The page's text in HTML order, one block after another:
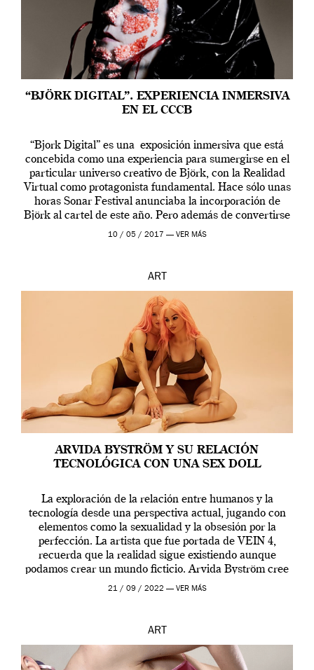
“BJÖRK DIGITAL”. EXPERIENCIA INMERSIVA
EN EL CCCB
“Bjork Digital” es una exposición inmersiva que está
concebida como una experiencia para sumergirse en el
particular universo creativo de Björk, con la Realidad
Virtual como protagonista fundamental. Hace sólo unas
horas Sonar Festival anunciaba la incorporación de
Björk al cartel de este año. Pero además de convertirse
en una de las actuaciones más relevantes […]
10 / 05 / 2017 — VER MÁS
ART
ARVIDA BYSTRÖM Y SU RELACIÓN
TECNOLÓGICA CON UNA SEX DOLL
La exploración de la relación entre humanos y la
tecnología desde una perspectiva actual, jugando con
elementos como la sexualidad y la obsesión por la
perfección. La artista que fue portada de VEIN 4,
recuerda que la realidad sigue existiendo aunque
podamos crear un mundo ficticio. Arvida Byström cree
que los humanos tienen un complejo […]
21 / 09 / 2022 — VER MÁS
ART